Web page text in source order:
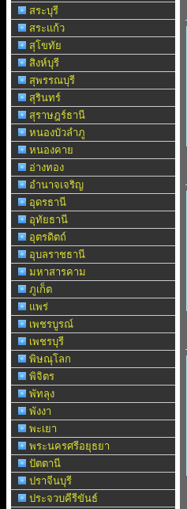
สระบุรี
สระแก้ว
สุโขทัย
สิงห์บุรี
สุพรรณบุรี
สุรินทร์
สุราษฎร์ธานี
หนองบัวลำภู
หนองคาย
อ่างทอง
อำนาจเจริญ
อุดรธานี
อุทัยธานี
อุตรดิตถ์
อุบลราชธานี
มหาสารคาม
ภูเก็ต
แพร่
เพชรบูรณ์
เพชรบุรี
พิษณุโลก
พิจิตร
พัทลุง
พังงา
พะเยา
พระนครศรีอยุธยา
ปัตตานี
ปราจีนบุรี
ประจวบคีรีขันธ์